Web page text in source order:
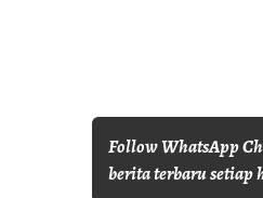
Follow WhatsApp
berita terbaru setiap